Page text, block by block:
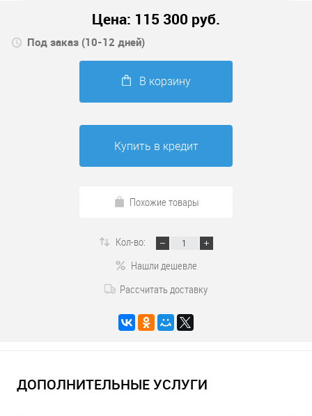
Цена: 115 300 руб.
Под заказ (10-12 дней)
В корзину
Купить в кредит
Похожие товары
Кол-во:
Нашли дешевле
Рассчитать доставку
ДОПОЛНИТЕЛЬНЫЕ УСЛУГИ